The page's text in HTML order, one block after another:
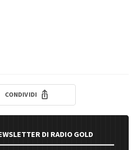
CONDIVIDI
DI RADIO GOLD